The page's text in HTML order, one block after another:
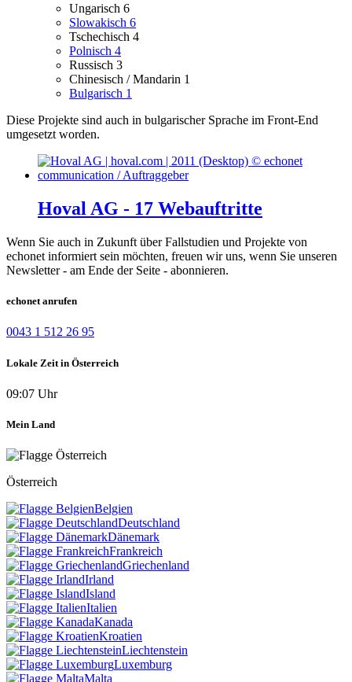
Ungarisch 6
Slowakisch 6
Tschechisch 4
Polnisch 4
Russisch 3
Chinesisch / Mandarin 1
Bulgarisch 1
Diese Projekte sind auch in bulgarischer Sprache im Front-End
umgesetzt worden.
Hoval AG - 17 Webauftritte
Wenn Sie auch in Zukunft über Fallstudien und Projekte von
echonet informiert sein möchten, freuen wir uns, wenn Sie unseren
Newsletter - am Ende der Seite - abonnieren.
echonet anrufen
0043 1 512 26 95
Lokale Zeit in Österreich
09:07 Uhr
Mein Land
Österreich
Belgien
Deutschland
Dänemark
Frankreich
Griechenland
Irland
Island
Italien
Kanada
Kroatien
Liechtenstein
Luxemburg
Malta